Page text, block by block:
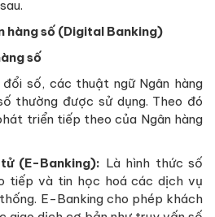
hàng số (Digital Banking)
số
đổi số, các thuật ngữ Ngân hàng
thường được sử dụng. Theo đó
triển tiếp theo của Ngân hàng
(E-Banking): Là hình thức số
tiếp và tin học hoá các dịch vụ
E-Banking cho phép khách